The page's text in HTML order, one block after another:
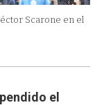
Scarone en el
el